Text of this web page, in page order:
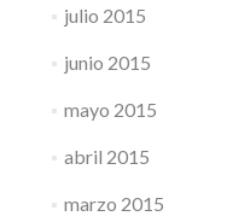
julio 2015
junio 2015
mayo 2015
abril 2015
marzo 2015